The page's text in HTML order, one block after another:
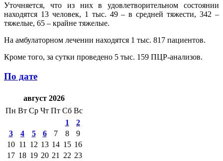
Уточняется, что из них в удовлетворительном состоянии
находятся 13 человек, 1 тыс. 49 – в средней тяжести, 342 –
тяжелые, 65 – крайне тяжелые.
На амбулаторном лечении находятся 1 тыс. 817 пациентов.
Кроме того, за сутки проведено 5 тыс. 159 ПЦР-анализов.
По дате
август 2026
Пн Вт Ср Чт Пт Сб Вс
1
2
3
4 5 6 7 8
9
10 11 12 13 14 15 16
17 18 19 20 21 22 23